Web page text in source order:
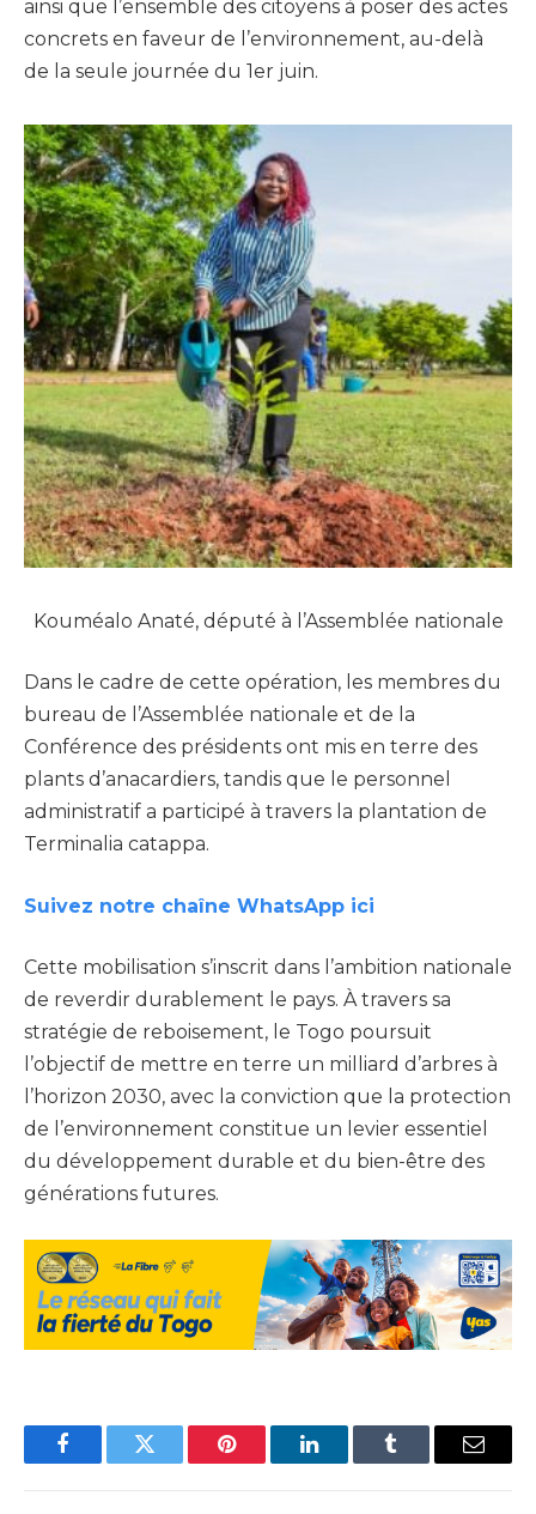
ainsi que l’ensemble des citoyens à poser des actes
concrets en faveur de l’environnement, au-delà
de la seule journée du 1er juin.
Kouméalo Anaté, député à l’Assemblée nationale
Dans le cadre de cette opération, les membres du
bureau de l’Assemblée nationale et de la
Conférence des présidents ont mis en terre des
plants d’anacardiers, tandis que le personnel
administratif a participé à travers la plantation de
Terminalia catappa.
Suivez notre chaîne WhatsApp ici
Cette mobilisation s’inscrit dans l’ambition nationale
de reverdir durablement le pays. À travers sa
stratégie de reboisement, le Togo poursuit
l’objectif de mettre en terre un milliard d’arbres à
l’horizon 2030, avec la conviction que la protection
de l’environnement constitue un levier essentiel
du développement durable et du bien-être des
générations futures.
FacebookTwitter Pinterest LinkedInTumblr Email